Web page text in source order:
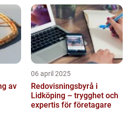
av
06 april 2025
Redovisningsbyrå i
Lidköping – trygghet och
expertis för företagare